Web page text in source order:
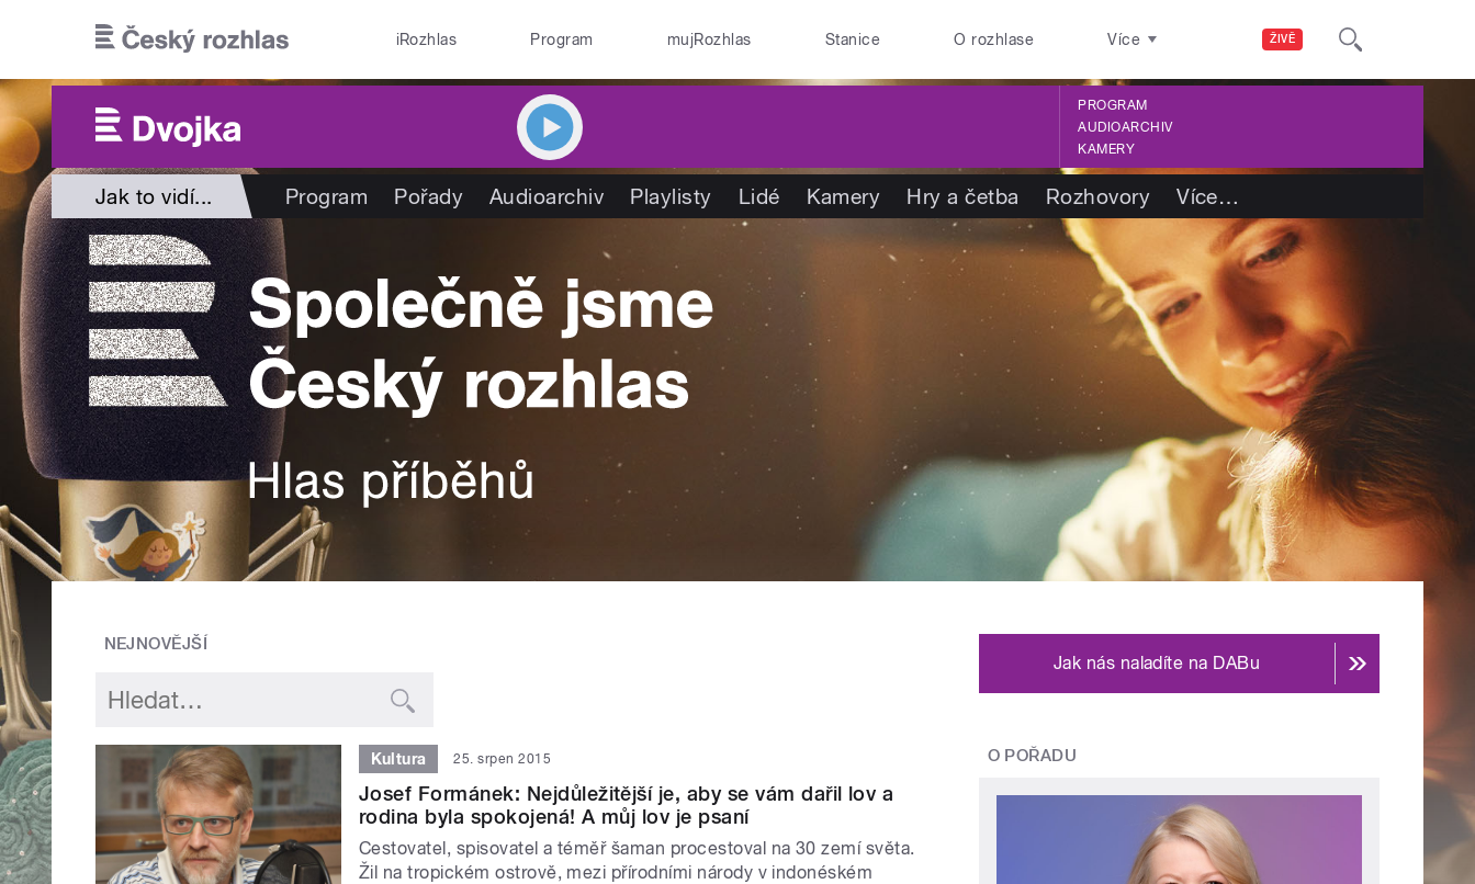
ŽIVĚ
iRozhlas Program mujRozhlas Stanice O rozhlase Více
PROGRAM
AUDIOARCHIV
KAMERY
Jak to vidí... Program Pořady Audioarchiv Playlisty Lidé Kamery Hry a četba Rozhovory Více…
NEJNOVĚJŠÍ
Kultura 25. srpen 2015
Josef Formánek: Nejdůležitější je, aby se vám dařil lov a
rodina byla spokojená! A můj lov je psaní
Cestovatel, spisovatel a téměř šaman procestoval na 30 zemí světa.
Žil na tropickém ostrově, mezi přírodními národy v indonéském
Jak nás naladíte na DABu
O POŘADU